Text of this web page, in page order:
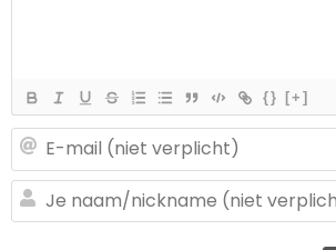
{} [+]